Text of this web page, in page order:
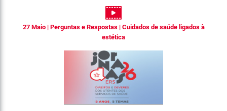
27 Maio | Perguntas e Respostas | Cuidados de saúde ligados à
estética